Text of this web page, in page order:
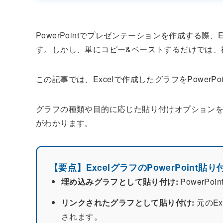
PowerPointでプレゼンテーションを作成する際
す。しかし、単にコピー&ペーストするだけでは
この記事では、Excelで作成したグラフを
グラフの種類や目的に応じた貼り付けオプション
がわかります。
【要点】ExcelグラフのPowerPoint貼り
埋め込みグラフとして貼り付け:
リンクされたグラフとして貼り付け: 元の
されます。